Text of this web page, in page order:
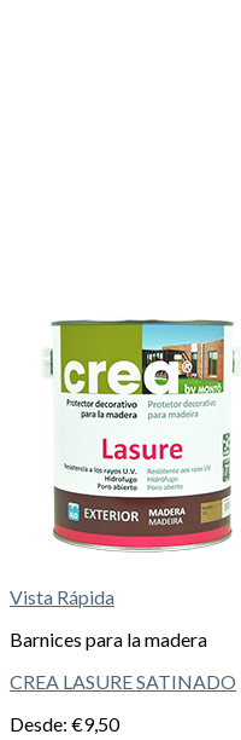
Vista Rápida
Barnices para la madera
CREA LASURE SATINADO
Desde: €9,50